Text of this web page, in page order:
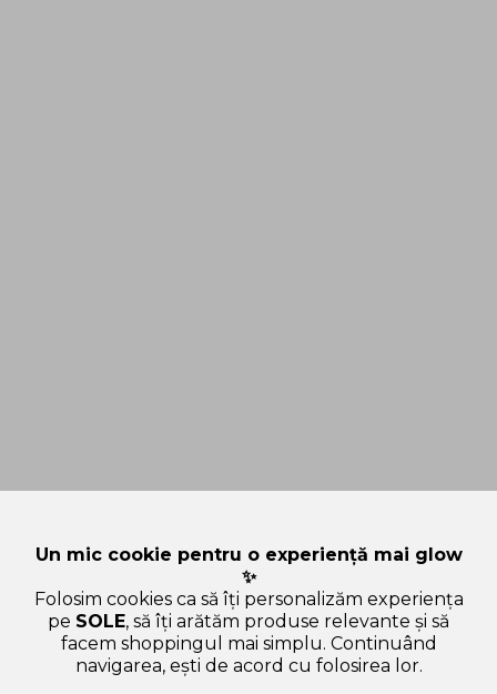
Un mic cookie pentru o experiență mai glow
✨
Folosim cookies ca să îți personalizăm experiența
pe SOLE, să îți arătăm produse relevante și să
facem shoppingul mai simplu. Continuând
navigarea, ești de acord cu folosirea lor.